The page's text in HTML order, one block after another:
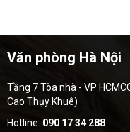
Văn phòng Hà Nội
Tầng 7 Tòa nhà - VP
Cao Thụy Khuê)
Hotline: 090 17 34 288